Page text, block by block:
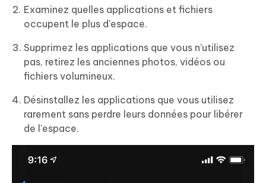
Examinez quelles applications et fichiers
occupent le plus d'espace.
Supprimez les applications que vous n'utilisez
pas, retirez les anciennes photos, vidéos ou
fichiers volumineux.
Désinstallez les applications que vous utilisez
rarement sans perdre leurs données pour libérer
de l'espace.